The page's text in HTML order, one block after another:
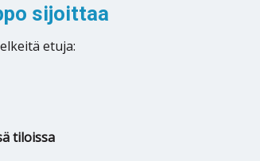
sijoittaa
etuja:
tiloissa